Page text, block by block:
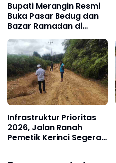
Bupati Merangin Resmi
Buka Pasar Bedug dan
Bazar Ramadan di
Bangko
Infrastruktur Prioritas
2026, Jalan Ranah
Pemetik Kerinci Segera